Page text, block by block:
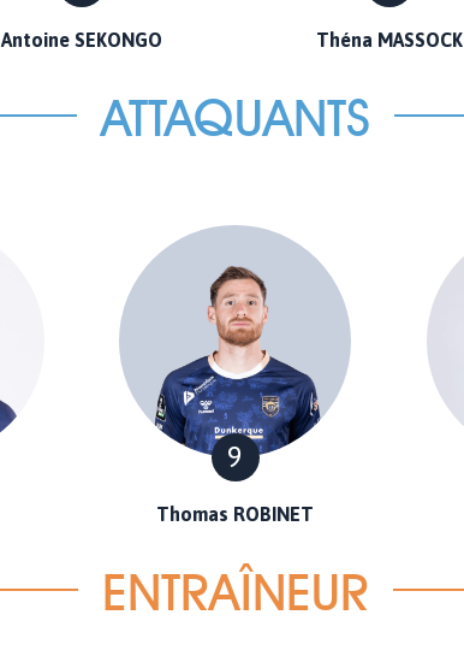
Antoine SEKONGO Théna MASSOCK
ATTAQUANTS
9
Thomas ROBINET
ENTRAÎNEUR